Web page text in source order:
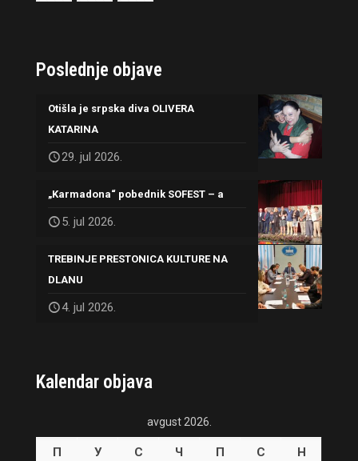
Poslednje objave
Otišla je srpska diva OLIVERA
KATARINA
29. jul 2026.
„Karmadona“ pobednik SOFEST – a
5. jul 2026.
TREBINJE PRESTONICA KULTURE NA
DLANU
4. jul 2026.
Kalendar objava
avgust 2026.
П У С Ч П С Н